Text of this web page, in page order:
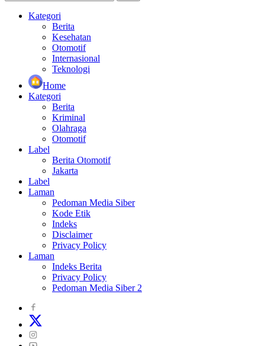
Kategori
Berita
Kesehatan
Otomotif
Internasional
Teknologi
Home
Kategori
Berita
Kriminal
Olahraga
Otomotif
Label
Berita Otomotif
Jakarta
Label
Laman
Pedoman Media Siber
Kode Etik
Indeks
Disclaimer
Privacy Policy
Laman
Indeks Berita
Privacy Policy
Pedoman Media Siber 2